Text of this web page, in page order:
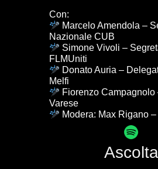
Con:
Marcelo Amendola –
Nazionale CUB
Simone Vivoli –
FLMUniti
Donato Auria –
Melfi
Fiorenzo Campagnolo
Varese
Modera: Max Rigano
Ascolta